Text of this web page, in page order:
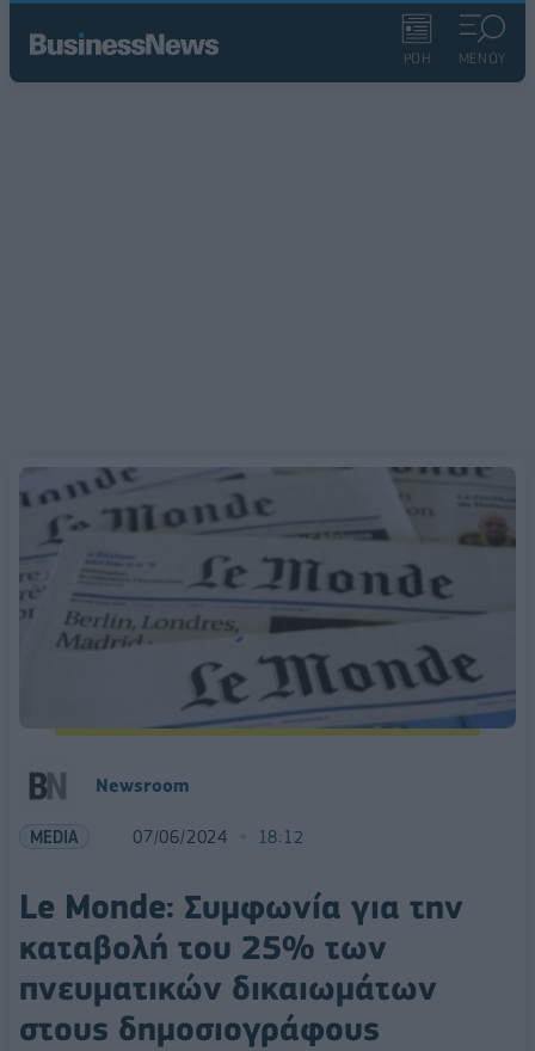
ΡΟΗ ΜΕΝΟΥ
Newsroom
MEDIA 07/06/2024 18:12
Le Monde: Συμφωνία για την
καταβολή του 25% των
πνευματικών δικαιωμάτων
στους δημοσιογράφους